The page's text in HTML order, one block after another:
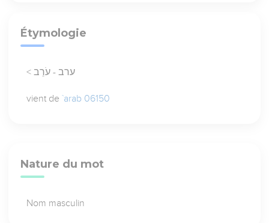
Étymologie
< ערב - עֹרֵב
vient de`arab 06150
Nature du mot
Nom masculin